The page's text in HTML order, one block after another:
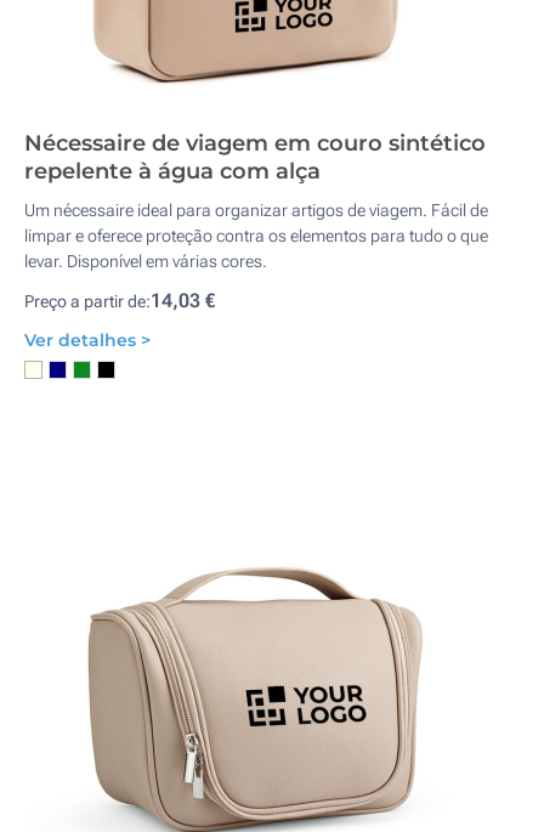
Nécessaire de viagem em couro sintético
repelente à água com alça
Um nécessaire ideal para organizar artigos de viagem. Fácil de
limpar e oferece proteção contra os elementos para tudo o que
levar. Disponível em várias cores.
Preço a partir de:14,03 €
Ver detalhes >